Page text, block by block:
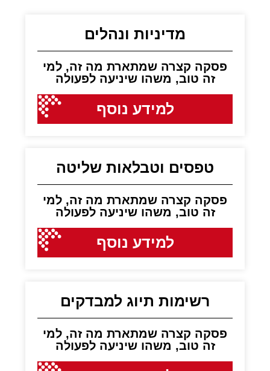
מדיניות ונהלים
פסקה קצרה שמתארת מה זה, למי
זה טוב, משהו שיניעה לפעולה
למידע נוסף
טפסים וטבלאות שליטה
פסקה קצרה שמתארת מה זה, למי
זה טוב, משהו שיניעה לפעולה
למידע נוסף
רשימות תיוג למבדקים
פסקה קצרה שמתארת מה זה, למי
זה טוב, משהו שיניעה לפעולה